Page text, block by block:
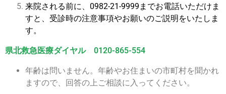
来院される前に、0982-21-9999までお電話いただけま
すと、受診時の注意事項やお願いのご説明をいたしま
す。
県北救急医療ダイヤル 0120-865-554
年齢は問いません。年齢やお住まいの市町村を聞かれ
ますので、回答の上ご相談に入ってください。